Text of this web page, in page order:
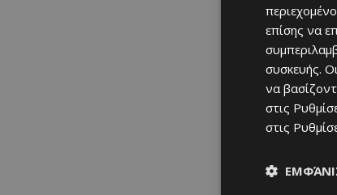
επίσης να
συσκευής.
να
στις
στις